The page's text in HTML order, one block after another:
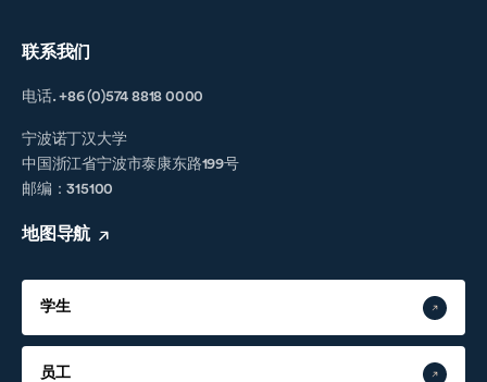
联系我们
电话. +86 (0)574 8818 0000
宁波诺丁汉大学
中国浙江省宁波市泰康东路199号
邮编：315100
地图导航
学生
员工